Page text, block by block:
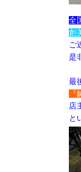
全
創
ご
是
最
店
と